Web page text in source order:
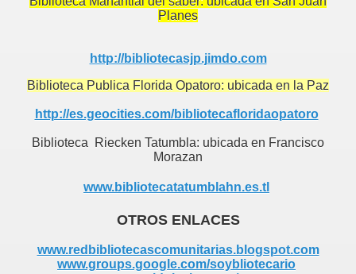
Planes
http://bibliotecasjp.jimdo.com
Biblioteca Publica Florida Opatoro: ubicada en la Paz
http://es.geocities.com/bibliotecafloridaopatoro
Biblioteca Riecken Tatumbla: ubicada en Francisco
Morazan
www.bibliotecatatumblahn.es.tl
OTROS ENLACES
www.redbibliotecascomunitarias.blogspot.com
www.groups.google.com/soybliotecario